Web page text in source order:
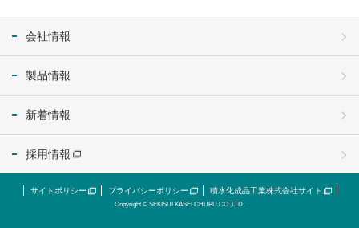
会社情報
製品情報
新着情報
採用情報
サイトポリシー プライバシーポリシー 積水化成品工業株式会社サイト
Copyright © SEKISUI KASEI CHUBU CO.,LTD.